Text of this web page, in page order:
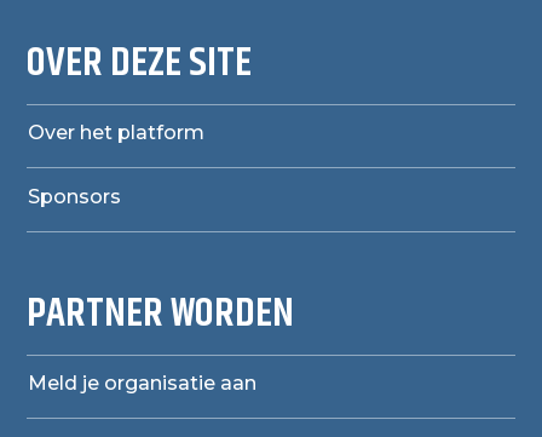
OVER DEZE SITE
Over het platform
Sponsors
PARTNER WORDEN
Meld je organisatie aan